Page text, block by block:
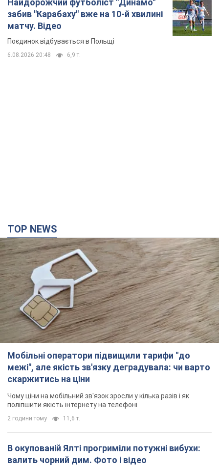
Мобільні оператори підвищили тарифи "до
межі", але якість зв'язку деградувала: чи варто
скаржитись на ціни
Чому ціни на мобільний зв'язок зросли у кілька разів і як
поліпшити якість інтернету на телефоні
2 години тому 11,6 т.
В окупованій Ялті прогриміли потужні вибухи:
валить чорний дим. Фото і відео
У Коблевому на Миколаївщині стався вибух у
морі: загинув чоловік, є постраждалі
Чоловік, ймовірно, підірвався на морській міні
годину тому 2,3 т.